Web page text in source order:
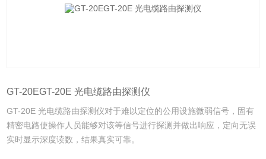
GT-20EGT-20E 光电缆路由探测仪
GT-20E 光电缆路由探测仪对于难以定位的公用设施微弱信号，固有
精密电路使操作人员能够对该等信号进行探测并做出响应，定向无误
实时显示深度读数，结果真实可靠。